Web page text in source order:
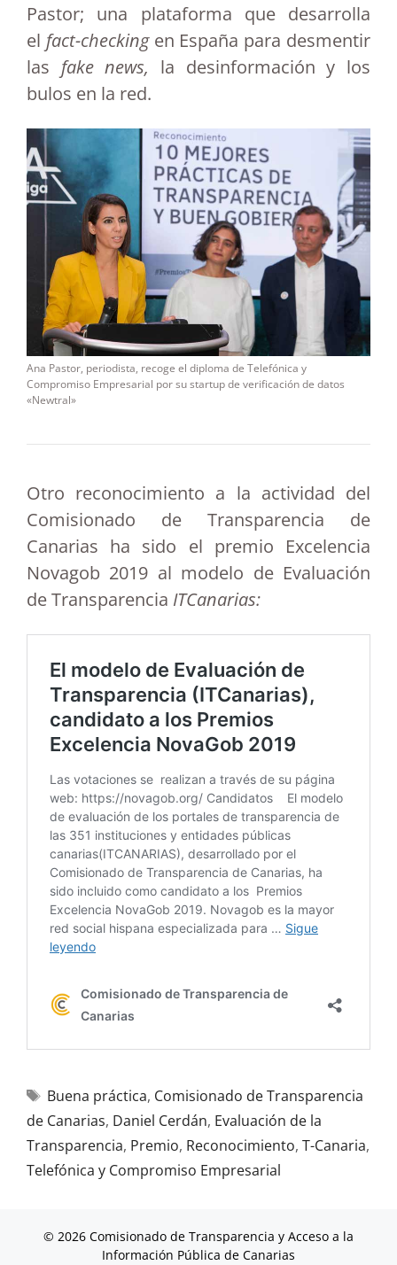
Pastor; una plataforma que desarrolla
el fact-checkingen España para desmentir
las fake news, la desinformación y los
bulos en la red.
Ana Pastor, periodista, recoge el diploma de Telefónica y
Compromiso Empresarial por su startup de verificación de datos
«Newtral»
Otro reconocimiento a la actividad del
Comisionado de Transparencia de
Canarias ha sido el premio Excelencia
Novagob 2019 al modelo de Evaluación
de Transparencia ITCanarias:
Buena práctica, Comisionado de Transparencia
de Canarias, Daniel Cerdán, Evaluación de la
Transparencia, Premio, Reconocimiento, T-Canaria,
Telefónica y Compromiso Empresarial
© 2026 Comisionado de Transparencia y Acceso a la
Información Pública de Canarias